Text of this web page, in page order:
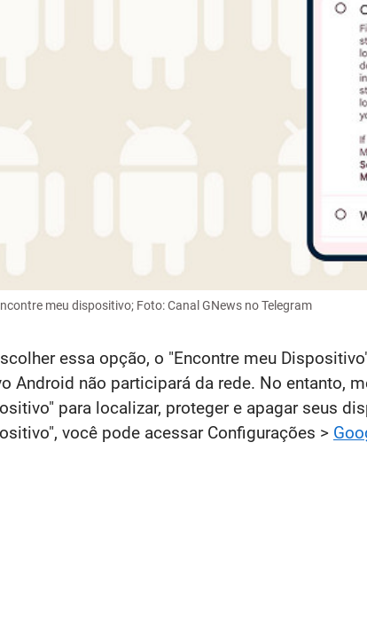
meu dispositivo; Foto: Canal GNews no Telegram
essa opção, o "Encontre meu
Android não participará da rede. No entanto,
para localizar, proteger e apagar seus
você pode acessar Configurações >